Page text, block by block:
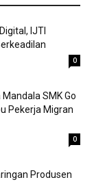
IJTI
0
SMK Go
Pekerja Migran
0
Produsen